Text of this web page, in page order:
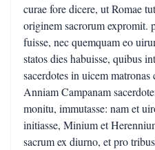
curae fore dicere, ut Romae
originem sacrorum expromit.
fuisse, nec quemquam eo
statos dies habuisse, quibus
sacerdotes in uicem
Anniam Campanam
monitu, immutasse: nam et
initiasse, Minium et
sacrum ex diurno, et pro